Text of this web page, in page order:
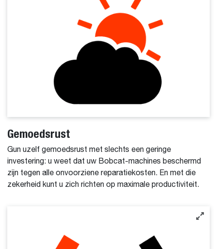
Gemoedsrust
Gun uzelf gemoedsrust met slechts een geringe
investering: u weet dat uw Bobcat-machines beschermd
zijn tegen alle onvoorziene reparatiekosten. En met die
zekerheid kunt u zich richten op maximale productiviteit.